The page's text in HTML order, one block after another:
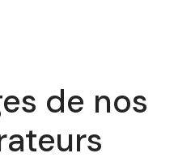
de nos